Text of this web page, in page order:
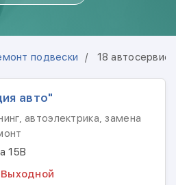
подвески 18
авто"
автоэлектрика, замена
15В
Выходной